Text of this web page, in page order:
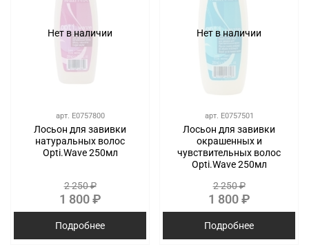
Нет в наличии
арт. E0757800
Лосьон для завивки
натуральных волос
Opti.Wave 250мл
2 250 ₽
1 800 ₽
Подробнее
Нет в наличии
арт. E0757501
Лосьон для завивки
окрашенных и
чувствительных волос
Opti.Wave 250мл
2 250 ₽
1 800 ₽
Подробнее